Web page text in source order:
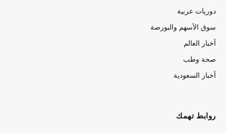
دوريات عربية
سوق الأسهم والبورصة
أخبار العالم
صحة وطب
أخبار السعودية
روابط تهمك